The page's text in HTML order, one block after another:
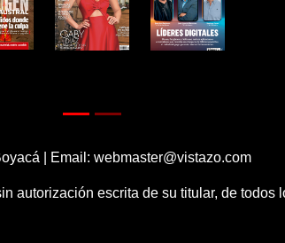
| Email: webmaster@vistazo.com
autorización escrita de su titular, de todos